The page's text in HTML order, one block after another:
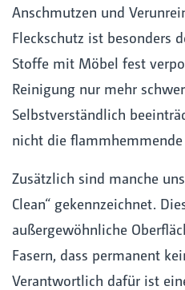
Anschmutzen und
Fleckschutz ist besonders
Stoffe mit Möbel fest
Reinigung nur mehr
Selbstverständlich
nicht die flammhemmende
Zusätzlich sind manche
Clean“ gekennzeichnet.
außergewöhnliche
Fasern, dass permanent
Verantwortlich dafür ist